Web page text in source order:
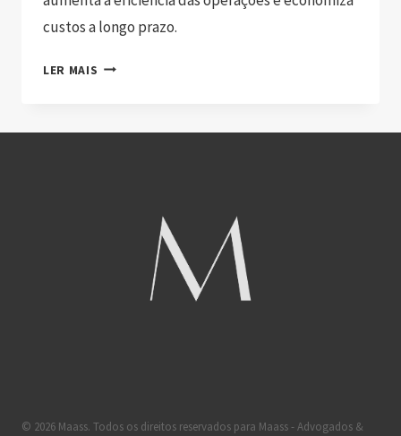
custos a longo prazo.
LER MAIS
© 2026 Maass. Todos os direitos reservados para Maass - Advogados &